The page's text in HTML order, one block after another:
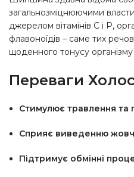
загальнозміцнюючими
джерелом вітамінів C і P,
флавоноїдів – саме тих
щоденного тонусу організму
Переваги
Стимулює травлення та
Сприяє виведенню
Підтримує обмінні